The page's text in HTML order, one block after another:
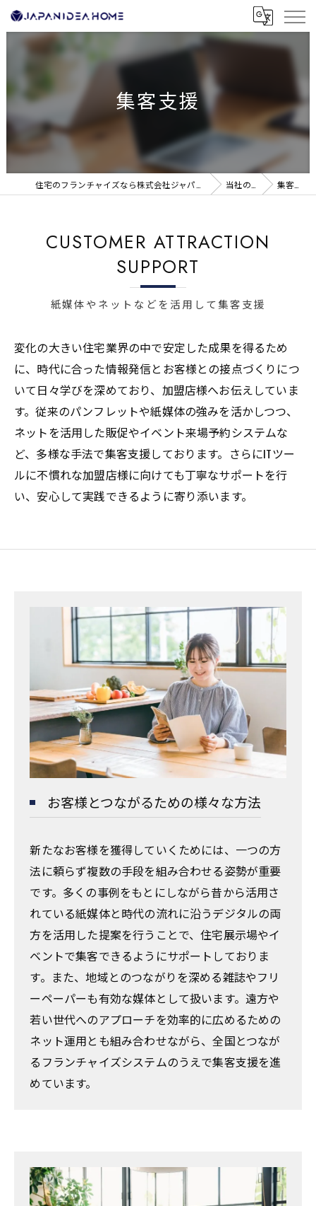
集客支援
当社の特徴 集客支援
紙媒体やネットなどを活用して集客支援
CUSTOMER ATTRACTION
SUPPORT
変化の大きい住宅業界の中で安定した成果を得るため
に、時代に合った情報発信とお客様との接点づくりにつ
いて日々学びを深めており、加盟店様へお伝えしていま
す。従来のパンフレットや紙媒体の強みを活かしつつ、
ネットを活用した販促やイベント来場予約システムな
ど、多様な手法で集客支援しております。さらにITツー
ルに不慣れな加盟店様に向けても丁寧なサポートを行
い、安心して実践できるように寄り添います。
お客様とつながるための様々な方法
新たなお客様を獲得していくためには、一つの方
法に頼らず複数の手段を組み合わせる姿勢が重要
です。多くの事例をもとにしながら昔から活用さ
れている紙媒体と時代の流れに沿うデジタルの両
方を活用した提案を行うことで、住宅展示場やイ
ベントで集客できるようにサポートしておりま
す。また、地域とのつながりを深める雑誌やフリ
ーペーパーも有効な媒体として扱います。遠方や
若い世代へのアプローチを効率的に広めるための
ネット運用とも組み合わせながら、全国とつなが
るフランチャイズシステムのうえで集客支援を進
めています。